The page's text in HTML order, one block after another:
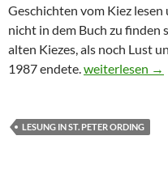
Geschichten vom Kiez
nicht in dem Buch zu finden
alten Kiezes, als noch Lust
1987 endete.Lesung in St.
weiterlesen →
LESUNG IN ST. PETER ORDING